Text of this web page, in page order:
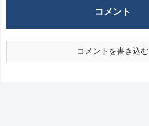
コメント
コメントを書き込む